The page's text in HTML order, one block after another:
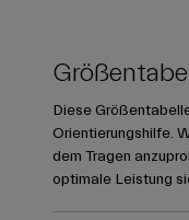
Diese
Orientierungshilfe.
dem Tragen
optimale Leistung